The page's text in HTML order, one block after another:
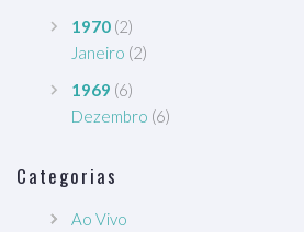
1970 (2)
Janeiro (2)
1969 (6)
Dezembro (6)
Categorias
Ao Vivo